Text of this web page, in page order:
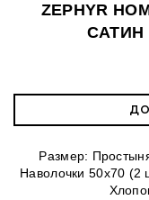
ZEPHYR
Размер:
Наволочки 50х70 (2